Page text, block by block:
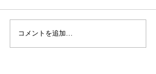
グリーンクロステック研
究センター任命式
コメントを追加…